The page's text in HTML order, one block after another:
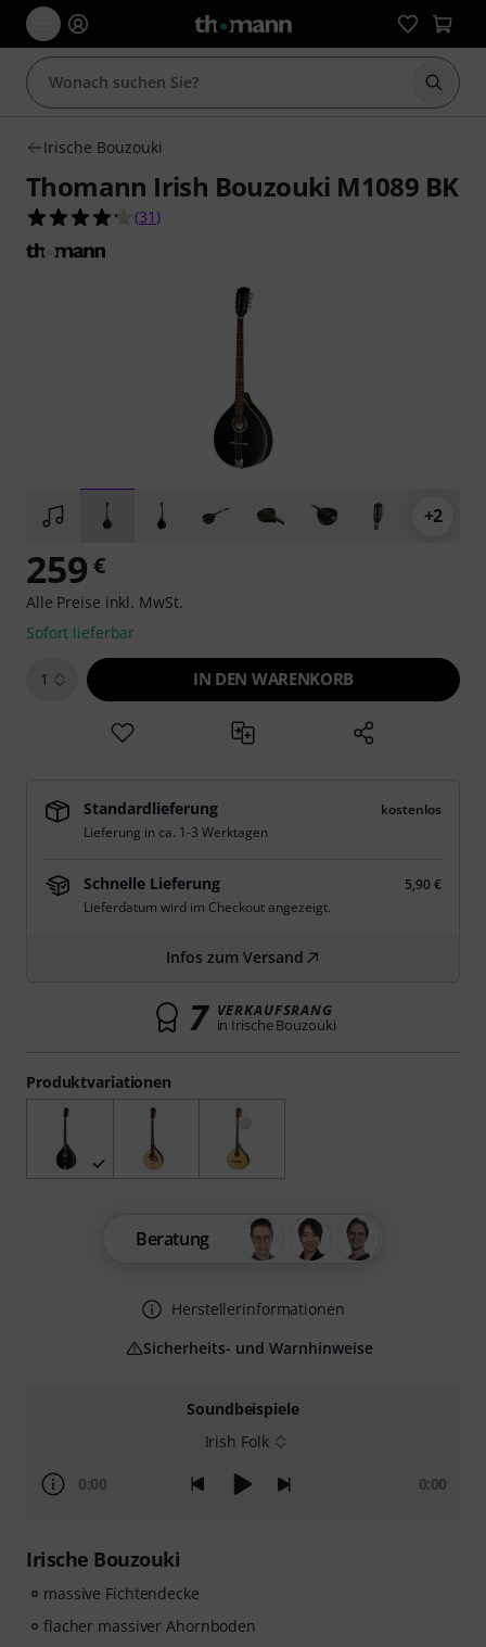
Suche
Irische Bouzouki
Thomann Irish Bouzouki M1089 BK
4.2 von 5 Sternen aus 31 Kundenbewertungen
(31 )
+2
Soundbeispiele
Irish Folk
0:00 0:00
Irische Bouzouki
massive Fichtendecke
flacher massiver Ahornboden
Produktvariationen
259 €
Alle Preise inkl. MwSt.
Sofort lieferbar
1 IN DEN WARENKORB
Standardlieferung
kostenlos
Lieferung in ca. 1-3 Werktagen
Schnelle Lieferung
5,90 €
Lieferdatum wird im Checkout angezeigt.
Infos zum Versand
7 VERKAUFSRANG
in Irische Bouzouki
Beratung
Herstellerinformationen
Sicherheits- und Warnhinweise